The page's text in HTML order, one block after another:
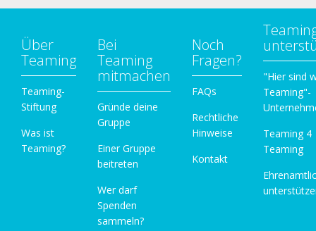
Über
Teaming
Teaming-
Stiftung
Was ist
Teaming?
Bei
Teaming
mitmachen
Gründe deine
Gruppe
Einer Gruppe
beitreten
Wer darf
Spenden
sammeln?
Noch
Fragen?
FAQs
Rechtliche
Hinweise
Kontakt
"Hier sind
Teaming"-
Teaming 4
Teaming